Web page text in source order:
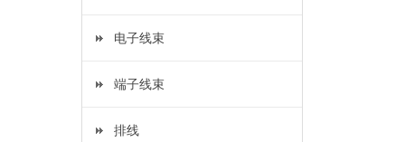
电子线束
端子线束
排线